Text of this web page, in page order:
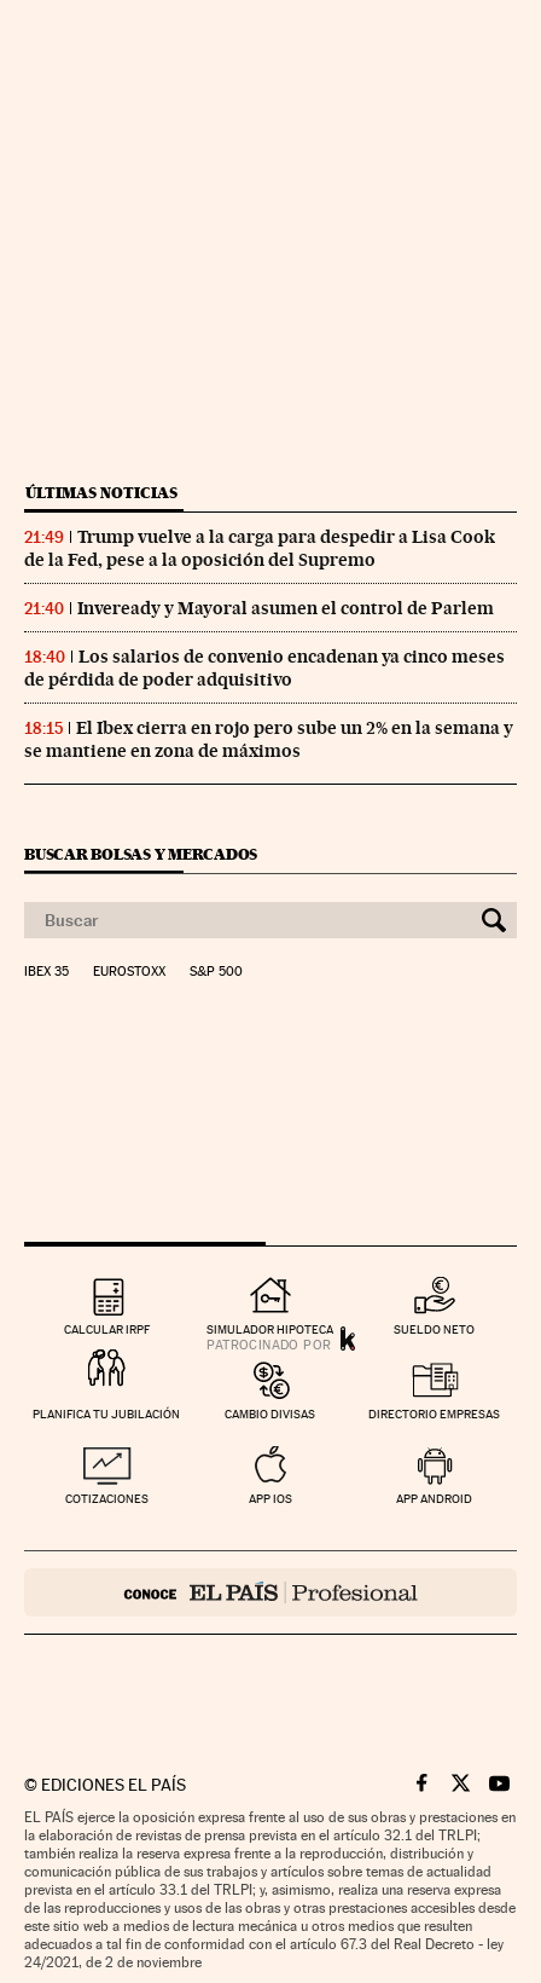
ÚLTIMAS NOTICIAS
21:49
Trump vuelve a la carga para despedir a Lisa Cook
de la Fed, pese a la oposición del Supremo
21:40 Inveready y Mayoral asumen el control de Parlem
18:40
Los salarios de convenio encadenan ya cinco meses
de pérdida de poder adquisitivo
18:15
El Ibex cierra en rojo pero sube un 2% en la semana y
se mantiene en zona de máximos
BUSCAR BOLSAS Y MERCADOS
IBEX 35 EUROSTOXX S&P 500
CALCULAR IRPF SIMULADOR HIPOTECA SUELDO NETO
PLANIFICA TU JUBILACIÓN CAMBIO DIVISAS DIRECTORIO EMPRESAS
COTIZACIONES APP IOS APP ANDROID
© EDICIONES EL PAÍS Cinco Días en
Cinco Días
Cinco
EL PAÍS ejerce la oposición expresa frente al uso de sus obras y prestaciones en
la elaboración de revistas de prensa prevista en el artículo 32.1 del TRLPI;
también realiza la reserva expresa frente a la reproducción, distribución y
comunicación pública de sus trabajos y artículos sobre temas de actualidad
prevista en el artículo 33.1 del TRLPI; y, asimismo, realiza una reserva expresa
de las reproducciones y usos de las obras y otras prestaciones accesibles desde
este sitio web a medios de lectura mecánica u otros medios que resulten
adecuados a tal fin de conformidad con el artículo 67.3 del Real Decreto - ley
24/2021, de 2 de noviembre